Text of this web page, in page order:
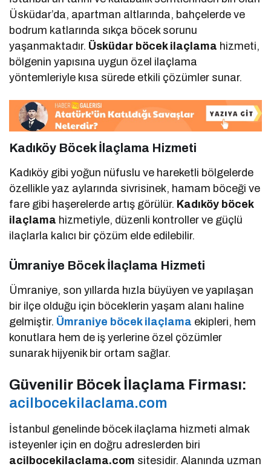
Üsküdar’da, apartman altlarında, bahçelerde ve
bodrum katlarında sıkça böcek sorunu
yaşanmaktadır. Üsküdar böcek ilaçlama hizmeti,
bölgenin yapısına uygun özel ilaçlama
yöntemleriyle kısa sürede etkili çözümler sunar.
Kadıköy Böcek İlaçlama Hizmeti
Kadıköy gibi yoğun nüfuslu ve hareketli bölgelerde
özellikle yaz aylarında sivrisinek, hamam böceği ve
fare gibi haşerelerde artış görülür. Kadıköy böcek
ilaçlama hizmetiyle, düzenli kontroller ve güçlü
ilaçlarla kalıcı bir çözüm elde edilebilir.
Ümraniye Böcek İlaçlama Hizmeti
Ümraniye, son yıllarda hızla büyüyen ve yapılaşan
bir ilçe olduğu için böceklerin yaşam alanı haline
gelmiştir. Ümraniye böcek ilaçlama ekipleri, hem
konutlara hem de iş yerlerine özel çözümler
sunarak hijyenik bir ortam sağlar.
Güvenilir Böcek İlaçlama Firması:
acilbocekilaclama.com
İstanbul genelinde böcek ilaçlama hizmeti almak
isteyenler için en doğru adreslerden biri
acilbocekilaclama.com sitesidir. Alanında uzman